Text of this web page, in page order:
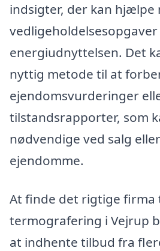
indsigter, der kan
energiudnyttelsen. Det
nyttig metode til at
ejendomsvurderinger
tilstandsrapporter, som
nødvendige ved salg
ejendomme.
At finde det rigtige firma
termografering i Vejrup
at indhente tilbud fra